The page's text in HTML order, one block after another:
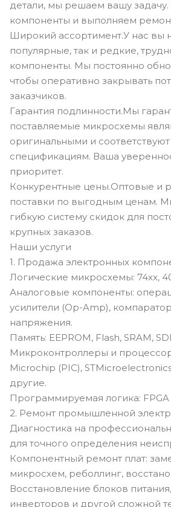
детали, мы решаем вашу
компоненты и выполняем
Широкий ассортимент.У нас вы
популярные, так и редкие,
компоненты. Мы постоянно
чтобы оперативно закрывать
заказчиков.
Гарантия подлинности.Мы
поставляемые микросхемы
оригинальными и
спецификациям. Ваша
приоритет.
Конкурентные цены.Оптовые и
поставки по выгодным ценам.
гибкую систему скидок для
крупных заказов.
Наши услуги
1. Продажа электронных
Логические микросхемы: 74xx,
Аналоговые компоненты:
усилители (Op-Amp),
напряжения.
Память: EEPROM, Flash, SRAM,
Микроконтроллеры и
Microchip (PIC),
другие.
Программируемая логика: FPGA
2. Ремонт промышленной
Диагностика на
для точного определения
Компонентный ремонт плат:
микросхем, реболлинг,
Восстановление блоков
инверторов и другой сложной